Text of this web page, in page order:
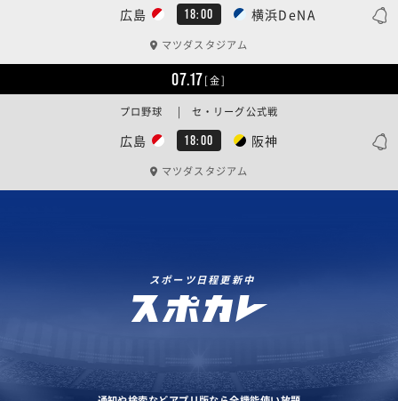
広島 18:00 横浜DeNA
マツダスタジアム
07.17[金]
広島 18:00 阪神
プロ野球 | セ・リーグ公式戦
マツダスタジアム
スポーツ日程更新中